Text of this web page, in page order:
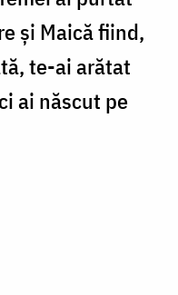
şi Maică fiind,
te-ai arătat
ai născut pe